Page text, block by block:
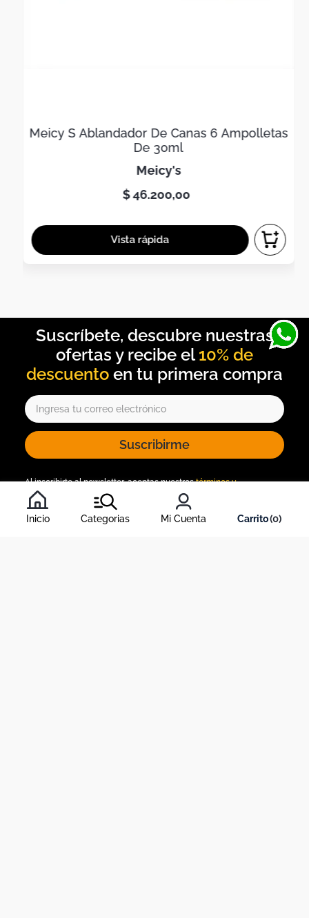
Inicio Categorias Mi Cuenta 0
Meicy S Ablandador De Canas 6 Ampolletas
De 30ml
meicy's
$46.200,00
10% de
descuento
Suscribirme
Al inscribirte al newsletter, aceptas nuestrostérminos y
condiciones
, y nuestra política de tratamiento de información